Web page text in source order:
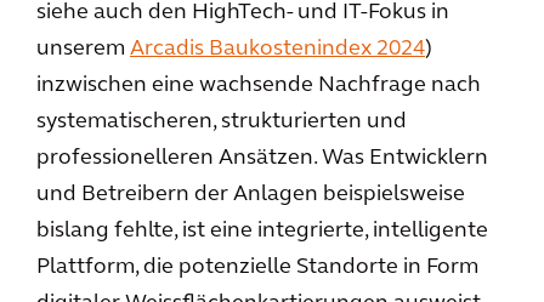
siehe auch den HighTech- und IT-Fokus in
unserem Arcadis Baukostenindex 2024)
inzwischen eine wachsende Nachfrage nach
systematischeren, strukturierten und
professionelleren Ansätzen. Was Entwicklern
und Betreibern der Anlagen beispielsweise
bislang fehlte, ist eine integrierte, intelligente
Plattform, die potenzielle Standorte in Form